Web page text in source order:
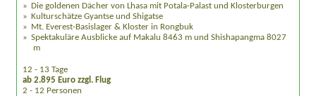
Die goldenen Dächer von Lhasa mit Potala-Palast und Klosterburgen
Kulturschätze Gyantse und Shigatse
Mt. Everest-Basislager & Kloster in Rongbuk
Spektakuläre Ausblicke auf Makalu 8463 m und Shishapangma 8027
m
12 - 13 Tage
ab 2.895 Euro zzgl. Flug
2 - 12 Personen